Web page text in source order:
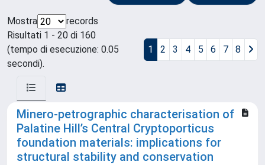
Mostra
records
Risultati 1 - 20 di 160
(tempo di esecuzione: 0.05
secondi).
1 2 3 4 5 6 7 8
Minero-petrographic characterisation of
Palatine Hill’s Central Cryptoporticus
foundation materials: implications for
structural stability and conservation